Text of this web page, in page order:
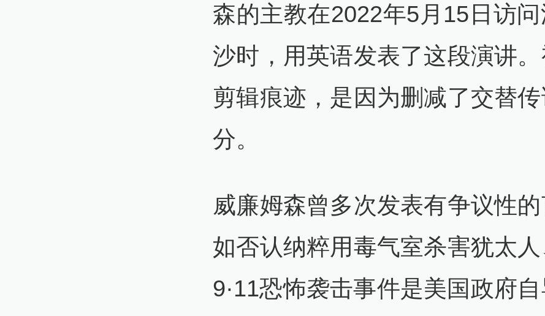
森的主教在2022年5月15日访
沙时，用英语发表了这段演讲
剪辑痕迹，是因为删减了交替
分。
威廉姆森曾多次发表有争议性的
如否认纳粹用毒气室杀害犹太
9·11恐怖袭击事件是美国政府